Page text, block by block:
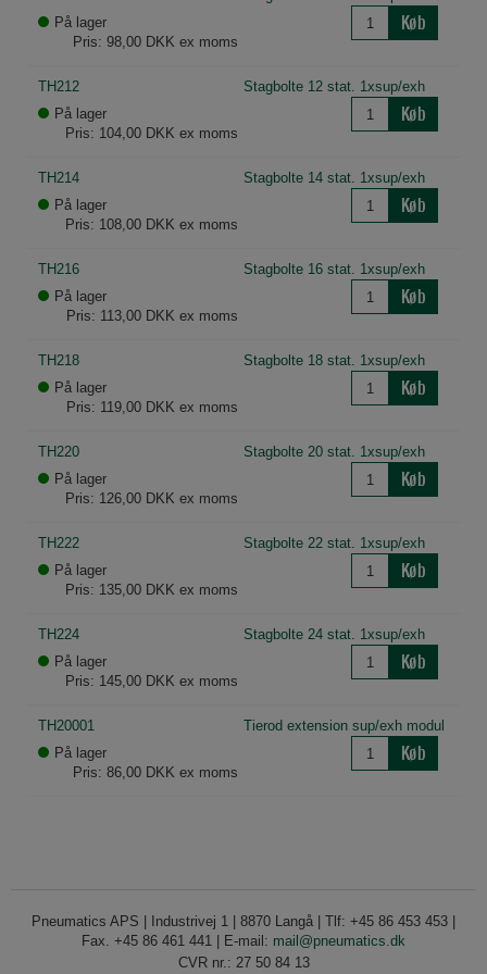
På lager
Pris: 98,00 DKK ex moms
Køb
TH212
Stagbolte 12 stat. 1xsup/exh
På lager
Pris: 104,00 DKK ex moms
Køb
TH214
Stagbolte 14 stat. 1xsup/exh
På lager
Pris: 108,00 DKK ex moms
Køb
TH216
Stagbolte 16 stat. 1xsup/exh
På lager
Pris: 113,00 DKK ex moms
Køb
TH218
Stagbolte 18 stat. 1xsup/exh
På lager
Pris: 119,00 DKK ex moms
Køb
TH220
Stagbolte 20 stat. 1xsup/exh
På lager
Pris: 126,00 DKK ex moms
Køb
TH222
Stagbolte 22 stat. 1xsup/exh
På lager
Pris: 135,00 DKK ex moms
Køb
TH224
Stagbolte 24 stat. 1xsup/exh
På lager
Pris: 145,00 DKK ex moms
Køb
TH20001
Tierod extension sup/exh modul
På lager
Pris: 86,00 DKK ex moms
Køb
Pneumatics APS | Industrivej 1 | 8870 Langå | Tlf: +45 86 453 453 |
Fax. +45 86 461 441 | E-mail: mail@pneumatics.dk
CVR nr.: 27 50 84 13